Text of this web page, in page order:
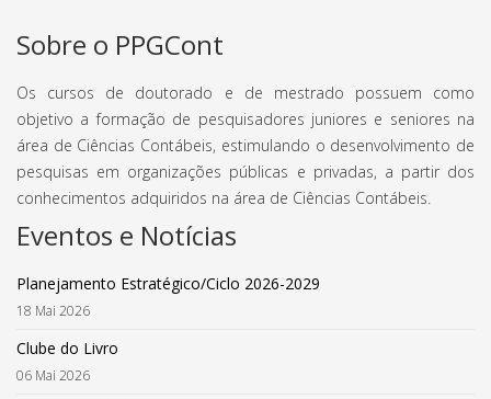
Sobre o PPGCont
Os cursos de doutorado e de mestrado possuem como
objetivo a formação de pesquisadores juniores e seniores na
área de Ciências Contábeis, estimulando o desenvolvimento de
pesquisas em organizações públicas e privadas, a partir dos
conhecimentos adquiridos na área de Ciências Contábeis.
Eventos e Notícias
Planejamento Estratégico/Ciclo 2026-2029
18 Mai 2026
Clube do Livro
06 Mai 2026